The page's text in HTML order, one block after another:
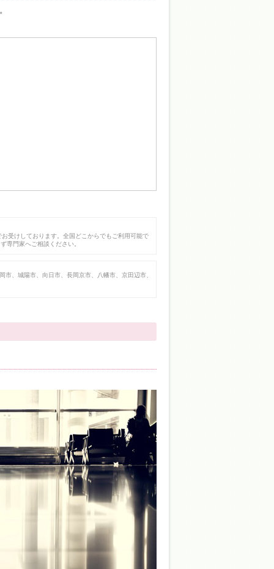
受けしております。全国どこからでもご利用可能で
専門家へご相談ください。
、城陽市、向日市、長岡京市、八幡市、京田辺市、